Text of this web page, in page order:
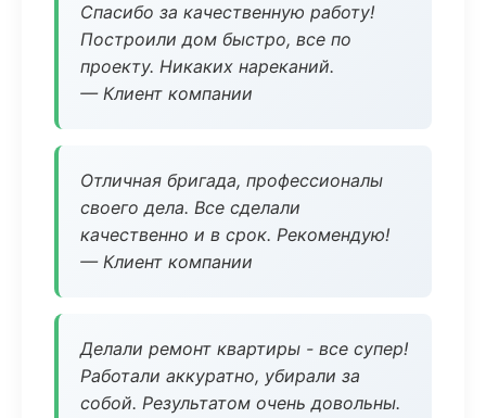
Спасибо за качественную работу!
Построили дом быстро, все по
проекту. Никаких нареканий.
— Клиент компании
Отличная бригада, профессионалы
своего дела. Все сделали
качественно и в срок. Рекомендую!
— Клиент компании
Делали ремонт квартиры - все супер!
Работали аккуратно, убирали за
собой. Результатом очень довольны.